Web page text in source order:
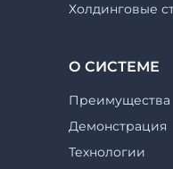
Холдинговые
О СИСТЕМЕ
Преимущества
Демонстрация
Технологии